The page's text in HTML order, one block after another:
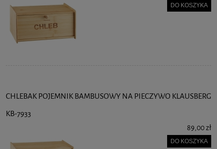
DO KOSZYKA
CHLEBAK POJEMNIK BAMBUSOWY NA PIECZYWO KLAUSBERG
KB-7933
89,00 zł
DO KOSZYKA